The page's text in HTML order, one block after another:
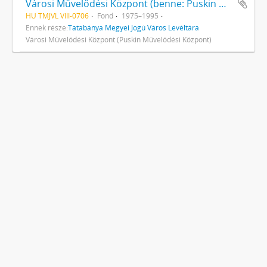
Városi Művelődési Központ (benne: Puskin Művelődési Központ)
HU TMJVL VIII-0706 Fond
1975–1995
Ennek része:Tatabánya Megyei Jogú Város Levéltára
Városi Művelődési Központ (Puskin Művelődési Központ)